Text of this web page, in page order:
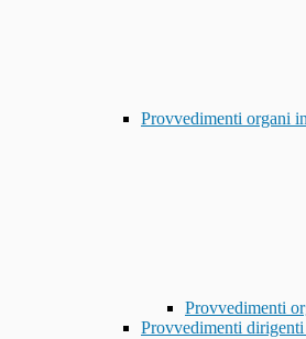
Provvedimenti organi
Provvedimenti
Provvedimenti